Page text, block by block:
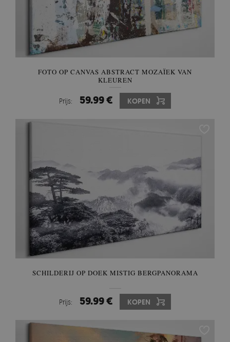
FOTO OP CANVAS ABSTRACT MOZAÏEK VAN
KLEUREN
Prijs: 59.99 € KOPEN
SCHILDERIJ OP DOEK MISTIG BERGPANORAMA
Prijs: 59.99 € KOPEN